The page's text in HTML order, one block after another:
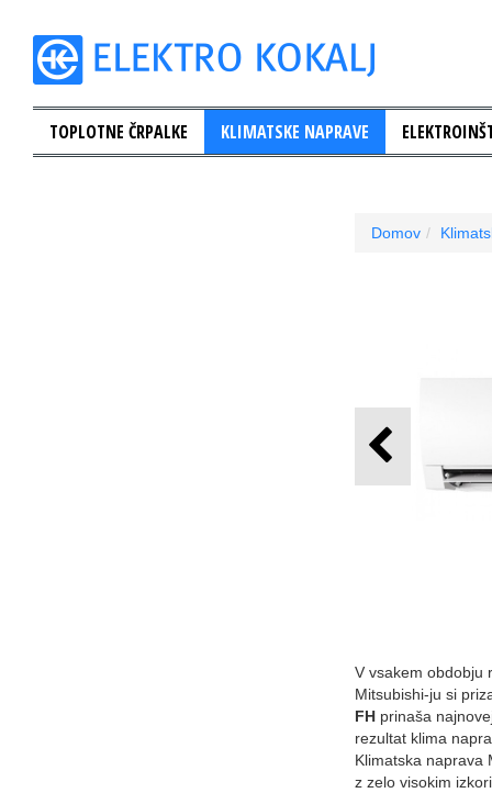
TOPLOTNE ČRPALKE KLIMATSKE NAPRAVE
Domov
V vsakem obdobju
Mitsubishi-ju si
FHprinaša
rezultat klima
Klimatska naprava
z zelo visokim